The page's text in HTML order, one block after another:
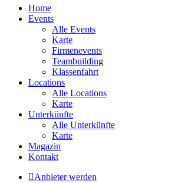
Home
Events
Alle Events
Karte
Firmenevents
Teambuilding
Klassenfahrt
Locations
Alle Locations
Karte
Unterkünfte
Alle Unterkünfte
Karte
Magazin
Kontakt
Anbieter werden